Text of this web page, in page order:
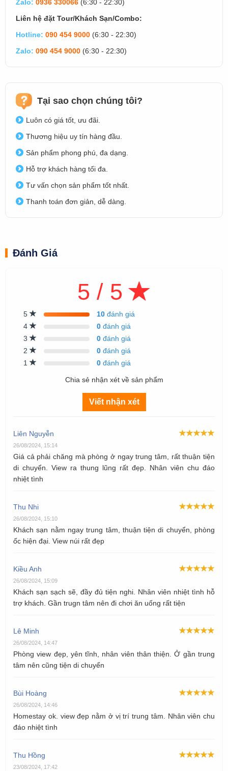
Zalo: 0936 330066 (6:30 - 22:30)
Liên hệ đặt Tour/Khách Sạn/Combo:
Hotline: 090 454 9000 (6:30 - 22:30)
Zalo: 090 454 9000 (6:30 - 22:30)
Tại sao chọn chúng tôi?
Luôn có giá tốt, ưu đãi.
Thương hiệu uy tín hàng đầu.
Sản phẩm phong phú, đa dạng.
Hỗ trợ khách hàng tối đa.
Tư vấn chọn sản phẩm tốt nhất.
Thanh toán đơn giản, dễ dàng.
Đánh Giá
5 / 5
5 10 đánh giá
4
0 đánh giá
3
0 đánh giá
2
0 đánh giá
1
0 đánh giá
Chia sẻ nhận xét về sản phẩm
Viết nhận xét
Liên Nguyễn
26/08/2024, 15:14
Giá cả phải chăng mà phòng ở ngay trung tâm, rất thuận tiện
di chuyển. View ra thung lũng rất đẹp. Nhân viên chu đáo
nhiệt tình
Thu Nhi
26/08/2024, 15:10
Khách sạn nằm ngay trung tâm, thuận tiện di chuyển, phòng
ốc hiện đại. View núi rất đẹp
Kiều Anh
26/08/2024, 15:09
Khách sạn sạch sẽ, đầy đủ tiện nghi. Nhân viên nhiệt tình hỗ
trợ khách. Gần trugn tâm nên đi chơi ăn uống rất tiện
Lê Minh
26/08/2024, 14:47
Phòng view đẹp, yên tĩnh, nhân viên thân thiện. Ở gần trung
tâm nên cũng tiện di chuyển
Bùi Hoàng
26/08/2024, 14:46
Homestay ok. view đẹp nằm ở vị trí trung tâm. Nhân viên chu
đáo nhiệt tình
Thu Hồng
23/08/2024, 17:42